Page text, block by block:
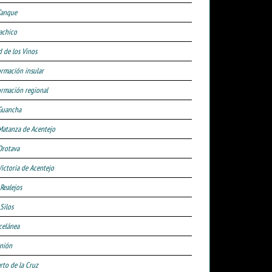
de los Vinos
insular
regional
de Acentejo
de Acentejo
de la Cruz